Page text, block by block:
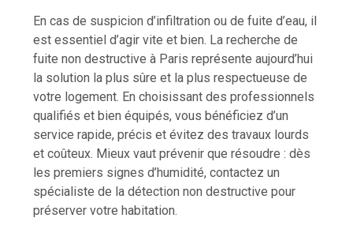
En cas de suspicion d’infiltration ou de fuite d’eau, il
est essentiel d’agir vite et bien. Larecherche de
fuite non destructive à Paris représente aujourd’hui
la solution la plus sûre et la plus respectueuse de
votre logement. En choisissant des professionnels
qualifiés et bien équipés, vous bénéficiez d’un
service rapide, précis et évitez des travaux lourds
et coûteux. Mieux vaut prévenir que résoudre : dès
les premiers signes d’humidité, contactez un
spécialiste de la détection non destructive pour
préserver votre habitation.